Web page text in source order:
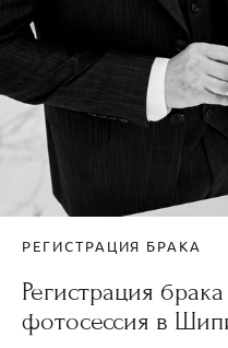
РЕГИСТРАЦИЯ БРАКА
Регистрация
фотосессия в